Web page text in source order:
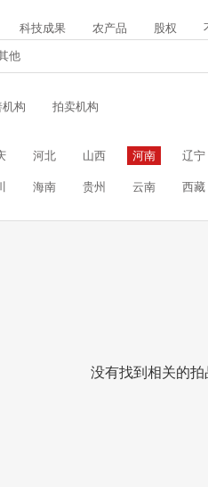
科技成果 农产品 股权
他
构 拍卖机构
河北 山西 河南 辽宁
海南 贵州 云南 西藏
没有找到相关的